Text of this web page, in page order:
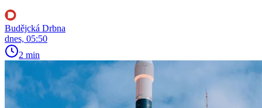
Budějcká Drbna
dnes, 05:50
2 min